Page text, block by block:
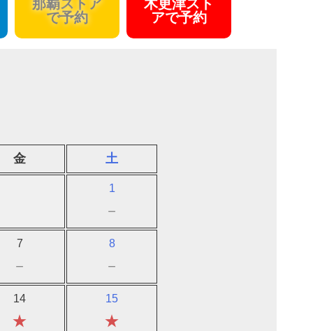
那覇ストア
で予約
木更津スト
アで予約
金 土
1
－
7
－
8
－
14
★
15
★